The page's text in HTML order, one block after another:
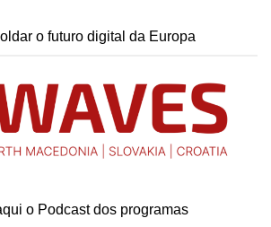
o futuro digital da Europa
o Podcast dos programas